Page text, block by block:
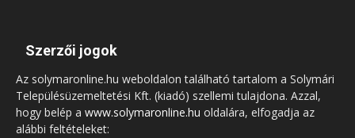
Szerzői jogok
Az solymaronline.hu weboldalon található tartalom a Solymári
Településüzemeltetési Kft. (kiadó) szellemi tulajdona. Azzal,
hogy belép a www.solymaronline.hu oldalára, elfogadja az
alábbi feltételeket: